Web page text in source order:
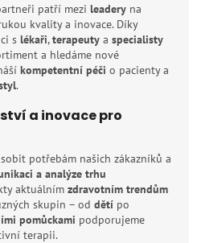
patří mezi leadery na
kvality a inovace. Díky
s lékaři,terapeuty a specialisty
a hledáme nové
kompetentní péči o pacienty a
.
a inovace pro
potřebám našich zákazníků a
a analýze trhu
aktuálním zdravotním trendům
skupin – od dětí po
pomůckami podporujeme
terapii.